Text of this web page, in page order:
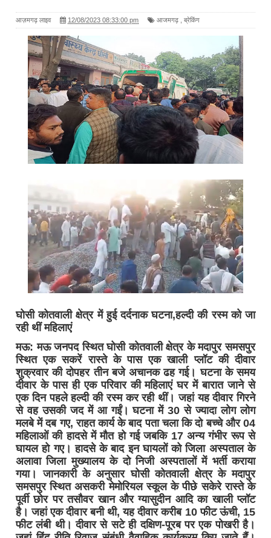
आज़मगढ़ लाइव 12/08/2023 08:33:00 pm आजमगढ़ ब्रेकिंग
घोसी कोतवाली क्षेत्र में हुई दर्दनाक घटना,हल्दी की रस्म को जा
रही थीं महिलाएं
मऊ: मऊ जनपद स्थित घोसी कोतवाली क्षेत्र के मदापुर समसपुर
स्थित एक सकरें रास्ते के पास एक खाली प्लॉट की दीवार
शुक्रवार की दोपहर तीन बजे अचानक ढह गई। घटना के समय
दीवार के पास ही एक परिवार की महिलाएं घर में बारात जाने से
एक दिन पहले हल्दी की रस्म कर रही थीं। जहां यह दीवार गिरने
से वह उसकी जद में आ गईं। घटना में 30 से ज्यादा लोग लोग
मलबे में दब गए, राहत कार्य के बाद पता चला कि दो बच्चे और 04
महिलाओं की हादसे में मौत हो गई जबकि 17 अन्य गंभीर रूप से
घायल हो गए। हादसे के बाद इन घायलों को जिला अस्पताल के
अलावा जिला मुख्यालय के दो निजी अस्पतालों में भर्ती कराया
गया। जानकारी के अनुसार घोसी कोतवाली क्षेत्र के मदापुर
समसपुर स्थित असकरी मेमोरियल स्कूल के पीछे सकेरे रास्ते के
पूर्वी छोर पर तसौवर खान और ग्यासुदीन आदि का खाली प्लॉट
है। जहां एक दीवार बनी थी, यह दीवार करीब 10 फीट ऊंची, 15
फीट लंबी थी। दीवार से सटे ही दक्षिण-पूरब पर एक पोखरी है।